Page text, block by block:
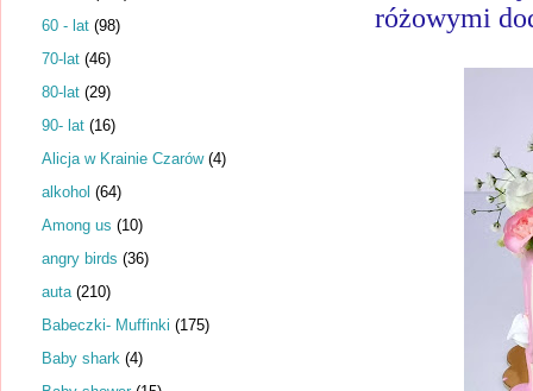
różowymi
60 - lat (98)
70-lat (46)
80-lat (29)
90- lat (16)
Alicja w Krainie Czarów (4)
alkohol (64)
Among us (10)
angry birds (36)
auta (210)
Babeczki- Muffinki (175)
Baby shark (4)